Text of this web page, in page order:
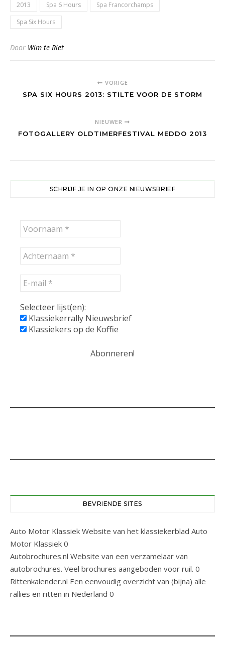
2013 Spa 6 Hours
Spa Francorchamps
Spa Six Hours
Door Wim te Riet
VORIGE
SPA SIX HOURS 2013: STILTE VOOR DE STORM
NIEUWER
FOTOGALLERY OLDTIMERFESTIVAL MEDDO 2013
SCHRIJF JE IN OP ONZE NIEUWSBRIEF
Selecteer lijst(en):
Klassiekerrally Nieuwsbrief
Klassiekers op de Koffie
BEVRIENDE SITES
Auto Motor Klassiek Website van het klassiekerblad Auto
Motor Klassiek 0
Autobrochures.nl Website van een verzamelaar van
autobrochures. Veel brochures aangeboden voor ruil. 0
Rittenkalender.nl Een eenvoudig overzicht van (bijna) alle
rallies en ritten in Nederland 0